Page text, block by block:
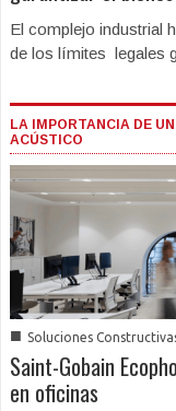
El complejo industrial
de los límites legales
LA IMPORTANCIA DE
ACÚSTICO
■ Soluciones
Saint-Gobain
en oficinas